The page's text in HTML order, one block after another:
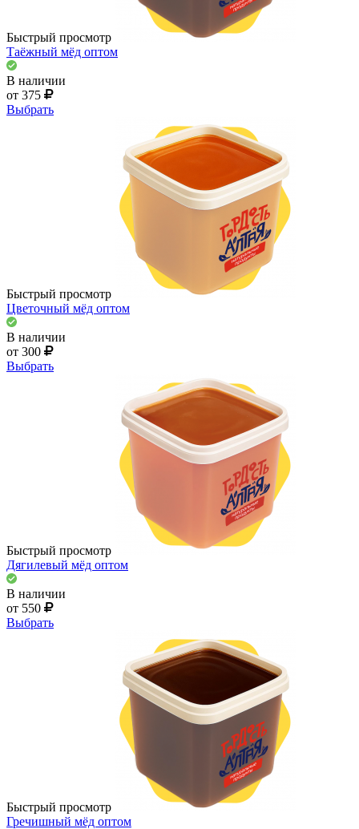
Быстрый просмотр
Таёжный мёд оптом
В наличии
от 375
Выбрать
Быстрый просмотр
Цветочный мёд оптом
В наличии
от 300
Выбрать
Быстрый просмотр
Дягилевый мёд оптом
В наличии
от 550
Выбрать
Быстрый просмотр
Гречишный мёд оптом